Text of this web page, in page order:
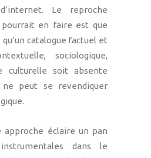
Le reproche
pourrait en faire est que
catalogue factuel et
sociologique,
culturelle soit absente
ne peut se revendiquer
approche éclaire un pan
dans le